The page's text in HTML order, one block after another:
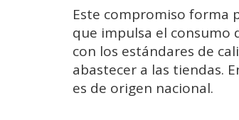
Este compromiso forma
que impulsa el consumo
con los estándares de
abastecer a las tiendas.
es de origen nacional.